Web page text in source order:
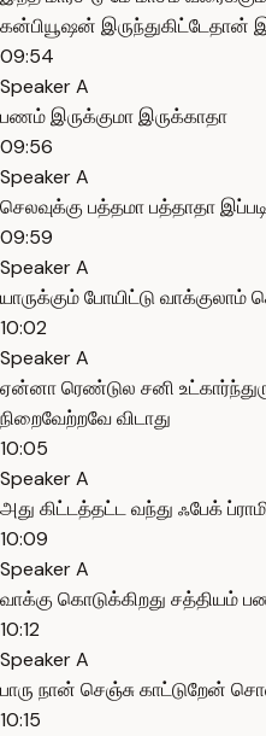
கன்பியூஷன் இருந்துகிட்டேதான்
09:54
Speaker A
பணம் இருக்குமா இருக்காதா
09:56
Speaker A
செலவுக்கு பத்தமா பத்தாதா
09:59
Speaker A
யாருக்கும் போயிட்டு வாக்குலாம்
10:02
Speaker A
ஏன்னா ரெண்டுல சனி
நிறைவேற்றவே விடாது
10:05
Speaker A
அது கிட்டத்தட்ட வந்து ஃபேக்
10:09
Speaker A
வாக்கு கொடுக்கிறது சத்தியம்
10:12
Speaker A
பாரு நான் செஞ்சு காட்டுறேன்
10:15